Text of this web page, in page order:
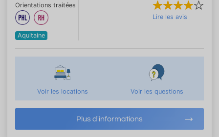
Orientations traitées
Aquitaine
Lire les avis
Voir les locations Voir les questions
Plus d'informations